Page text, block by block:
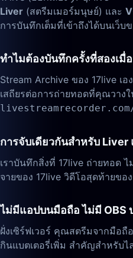
Liver (สตรีมเมอร์มนุษย์) และ
การบันทึกเต็มที่เข้าถึงได้บนเว็
ทำไมต้องบันทึกครั้งที่สองเมื่
Stream Archive ของ 17live เ
เสถียรต่อการถ่ายทอดที่คุณวาง
การจับเดียวกันสำหรับ
เราบันทึกสิ่งที่ 17live ถ่ายทอด
จายของ 17live วิดีโอสุดท้ายขอ
ไม่มีแอปบนมือถือ ไม่มี OBS
ฝั่งเซิร์ฟเวอร์ คุณสตรีมจากมือ
กินแบตเตอรี่เพิ่ม สำคัญสำหรับไ